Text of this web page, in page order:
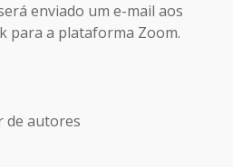
enviado um e-mail aos
para a plataforma Zoom.
de autores